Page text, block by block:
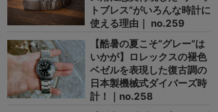
トブレス”がいろんな時計に
使える理由｜ no.259
【酷暑の夏こそ“グレー”は
いかが】ロレックスの褪色
ベゼルを表現した復古調の
日本製機械式ダイバーズ時
計！｜no.258